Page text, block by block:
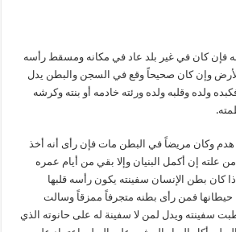
فإن كان في غير بلد عاد في مكانه ومسقط رأسه
وإن كان صحيحاً وقع في السجن والبطن يدل
ولده وقلبه ولده ورئته خادمه أو بنته وكرشه
هدم وكان مريضاً في البطن مات فإن رأى أنه أخذ
من علته إن أكمل البنيان وإلا بقي من أيام عمره
كان بطن الإنسان سفينته يكون رأسه قلبها
حيطانها فمن رأى بطنه متجرفاً ممزقاً وسالت
سفينته ويدل لمن لا سفينة له على حانوته الذي